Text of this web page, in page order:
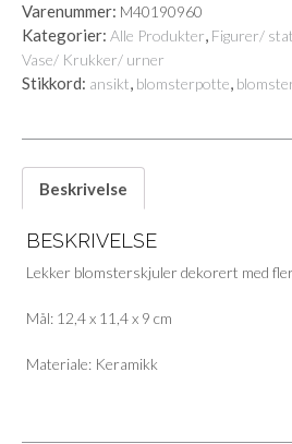
antall
Varenummer: M40190960
Kategorier: Alle Produkter, Figurer/
Vase/ Krukker/ urner
Stikkord: ansikt, blomsterpotte,
Beskrivelse
BESKRIVELSE
Lekker blomsterskjuler dekorert med
Mål: 12,4 x 11,4 x 9 cm
Materiale: Keramikk